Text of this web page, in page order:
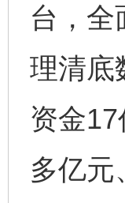
台，全
理清底
资金
多亿元